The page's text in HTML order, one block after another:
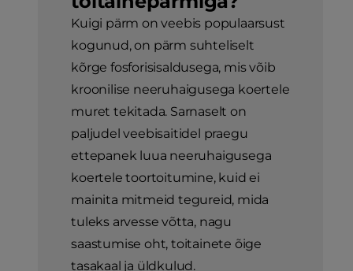
Kuigi pärm on veebis populaarsust
kogunud, on pärm suhteliselt
kõrge fosforisisaldusega, mis võib
kroonilise neeruhaigusega koertele
muret tekitada. Sarnaselt on
paljudel veebisaitidel praegu
ettepanek luua neeruhaigusega
koertele toortoitumine, kuid ei
mainita mitmeid tegureid, mida
tuleks arvesse võtta, nagu
saastumise oht, toitainete õige
tasakaal ja üldkulud.